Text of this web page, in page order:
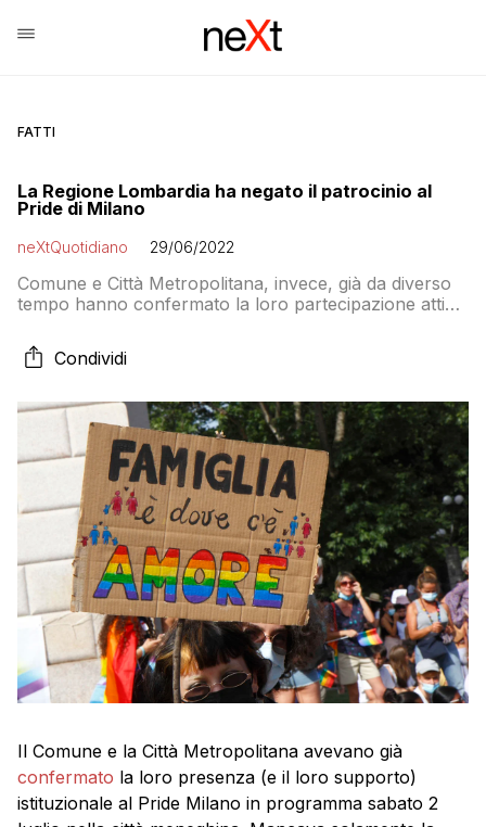
FATTI
La Regione Lombardia ha negato il patrocinio al
Pride di Milano
neXtQuotidiano 29/06/2022
Comune e Città Metropolitana, invece, già da diverso
tempo hanno confermato la loro partecipazione attiva
Condividi
Il Comune e la Città Metropolitana avevano già
confermato la loro presenza (e il loro supporto)
istituzionale al Pride Milano in programma sabato 2